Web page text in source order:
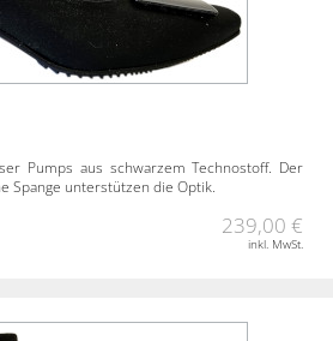
Pumps aus schwarzem Technostoff. Der
Spange unterstützen die Optik.
239,00 €
inkl. MwSt.